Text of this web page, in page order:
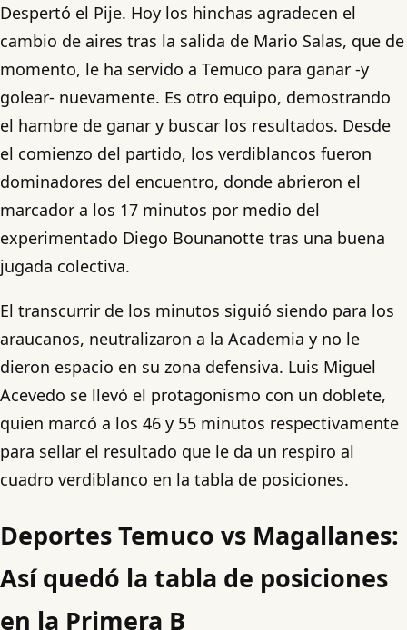
Despertó el Pije. Hoy los hinchas agradecen el
cambio de aires tras la salida de Mario Salas, que de
momento, le ha servido a Temuco para ganar -y
golear- nuevamente. Es otro equipo, demostrando
el hambre de ganar y buscar los resultados. Desde
el comienzo del partido, los verdiblancos fueron
dominadores del encuentro, donde abrieron el
marcador a los 17 minutos por medio del
experimentado Diego Bounanotte tras una buena
jugada colectiva.
El transcurrir de los minutos siguió siendo para los
araucanos, neutralizaron a la Academia y no le
dieron espacio en su zona defensiva. Luis Miguel
Acevedo se llevó el protagonismo con un doblete,
quien marcó a los 46 y 55 minutos respectivamente
para sellar el resultado que le da un respiro al
cuadro verdiblanco en la tabla de posiciones.
Deportes Temuco vs Magallanes:
Así quedó la tabla de posiciones
en la Primera B